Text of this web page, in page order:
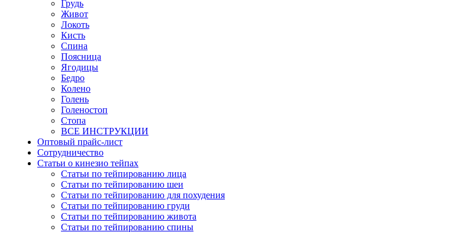
Грудь
Живот
Локоть
Кисть
Спина
Поясница
Ягодицы
Бедро
Колено
Голень
Голеностоп
Стопа
ВСЕ ИНСТРУКЦИИ
Оптовый прайс-лист
Сотрудничество
Статьи о кинезио тейпах
Статьи по тейпированию лица
Статьи по тейпированию шеи
Статьи по тейпированию для похудения
Статьи по тейпированию груди
Статьи по тейпированию живота
Статьи по тейпированию спины